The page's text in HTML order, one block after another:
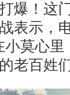
爆！这
表示，
小莫心
老百姓